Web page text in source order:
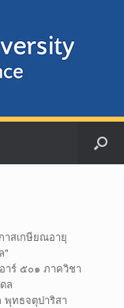
าสเกษียณอายุ
"
ร์ ๕๐๑ ภาควิชา
ล
พุทธจตุปาริสา